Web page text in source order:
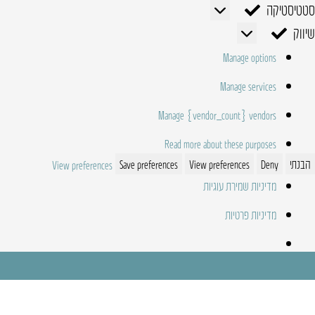
סטטיסטיקה
סטטיסטיקה
שיווק
שיווק
Manage options
Manage services
Manage {vendor_count} vendors
Read more about these purposes
הבנתי
Deny
View preferences
Save preferences
View preferences
מדיניות שמירת עוגיות
מדיניות פרטיות